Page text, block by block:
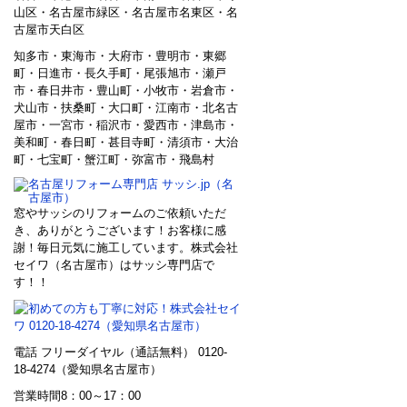
山区・名古屋市緑区・名古屋市名東区・名
古屋市天白区
知多市・東海市・大府市・豊明市・東郷
町・日進市・長久手町・尾張旭市・瀬戸
市・春日井市・豊山町・小牧市・岩倉市・
犬山市・扶桑町・大口町・江南市・北名古
屋市・一宮市・稲沢市・愛西市・津島市・
美和町・春日町・甚目寺町・清須市・大治
町・七宝町・蟹江町・弥富市・飛島村
窓やサッシのリフォームのご依頼いただ
き、ありがとうございます！お客様に感
謝！毎日元気に施工しています。株式会社
セイワ（名古屋市）はサッシ専門店で
す！！
電話 フリーダイヤル（通話無料） 0120-
18-4274（愛知県名古屋市）
営業時間8：00～17：00